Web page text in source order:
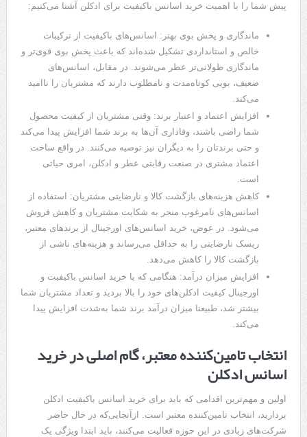
پیش شما را با اهمیت خرید اسانس باکیفیت برای ادکلن آشنا می‌کنیم:
ماندگاری و پخش بوی بهتر: اسانس‌های باکیفیت از ترکیبات
خالص و استانداردی تشکیل شده‌اند که باعث پخش بوی قوی‌تر و
ماندگاری طولانی‌تر عطر می‌شوند. در مقابل، اسانس‌های
ضعیف، بویی کوتاه‌مدت و نامطلوب دارند که مشتریان را ناامید
می‌کند.
افزایش اعتماد و اعتبار برند: وقتی مشتریان از کیفیت محصول
شما راضی باشند، وفاداری آن‌ها به برند شما افزایش پیدا می‌کند
و حتی برندتان را به دیگران نیز توصیه می‌کنند. در واقع ساخت
اعتماد مشتری در صنعت رقابتی عطر و ادکلن، امری حیاتی
است.
کاهش هزینه‌های بازگشت کالا و نارضایتی مشتریان: استفاده از
اسانس‌های نامرغوب منجر به شکایت مشتریان و کاهش فروش
می‌شود. در عوض، خرید اسانس‌های اورجینال از برندهای معتبر،
ریسک نارضایتی را به حداقل می‌رساند و هزینه‌های ناشی از
بازگشت کالا را کاهش می‌دهد.
افزایش میزان درآمد: هنگامی که با خرید اسانس باکیفیت و
اورجینال کیفیت ادکلن‌های خود را بالا بردید و تعداد مشتریان شما
بیشتر شد، طبیعتا میزان درآمد برند شما به‌شدت افزایش پیدا
می‌کند.
انتخاب تامین‌کننده معتبر، گام اصلی در خرید
اسانس ادکلن
اولین و مهم‌ترین اقدامی که باید برای خرید اسانس باکیفیت ادکلن
بردارید، انتخاب تامین‌کننده معتبر است. ازآنجایی‌که در حال حاضر
شرکت‌های زیادی در این حوزه فعالیت می‌کنند، باید ابتدا ویژگی یک